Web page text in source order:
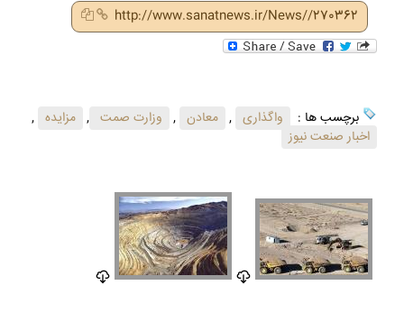
http://www.sanatnews.ir/News//270362
برچسب ها : واگذاری , معادن , وزارت صمت , مزایده ,
اخبار صنعت نیوز